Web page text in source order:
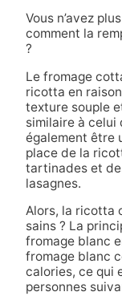
Vous n’avez
comment la
?
Le fromage
ricotta en
texture souple
similaire à celui
également être
place de la
tartinades et
lasagnes.
Alors, la ricotta
sains ? La
fromage blanc
fromage blanc
calories, ce qui
personnes